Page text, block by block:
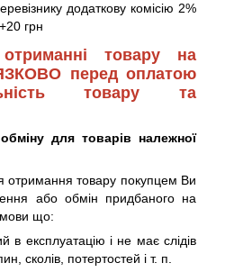
додаткову комісію 2%
грн
товару на
перед оплатою
товару та
для товарів належної
отримання товару покупцем Ви
або обмін придбаного на
що:
в експлуатацію і не має слідів
сколів, потертостей і т. п.